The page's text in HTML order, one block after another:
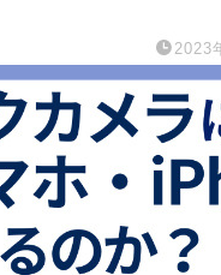
2023